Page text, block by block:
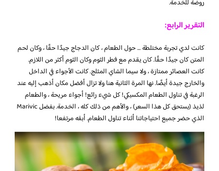
روضة للخدمة.
التقرير الرابع:
كانت لدي تجربة مختلطة … حول الطعام ، كان الدجاج جيدًا حقًا ، وكان لحم
المتن كان جيدًا حقًا. كان يقدم مع فطر الثوم وكان الثوم أكثر من اللازم.
كانت العصائر ممتازة ، ولا سيما الشاي المثلج. كانت الأجواء في الداخل
والخارج جيدة أيضًا. نها المرة الثانية هنا ولا تزال أفضل مكان أذهب إليه عند
الرغبة في تناول الطعام المكسيكي! كل شيء رائع! أجواء مريحة ، والطعام
لذيذ (يستحق كل هذا السعر) ، والأهم من ذلك كله ، الخدمة. بفضل Marivic
الذي حضر جميع احتياجاتنا أثناء تناول الطعام. أبقه مرتفعا!